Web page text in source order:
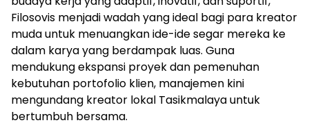
Filosovis menjadi wadah yang ideal bagi para kreator
muda untuk menuangkan ide-ide segar mereka ke
dalam karya yang berdampak luas. Guna
mendukung ekspansi proyek dan pemenuhan
kebutuhan portofolio klien, manajemen kini
mengundang kreator lokal Tasikmalaya untuk
bertumbuh bersama.